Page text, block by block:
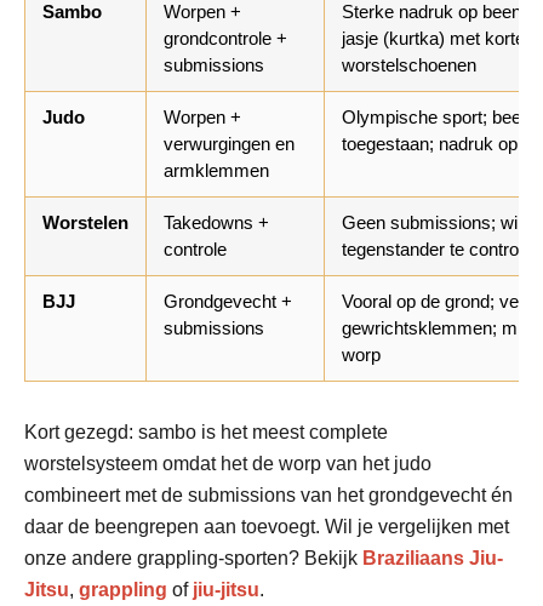
Sambo
Worpen +
grondcontrole +
submissions
Sterke nadruk op
jasje (kurtka) met korte
worstelschoenen
Judo
Worpen +
verwurgingen en
armklemmen
Olympische sport;
toegestaan; nadruk op
Worstelen
Takedowns +
controle
Geen submissions;
tegenstander te
BJJ
Grondgevecht +
submissions
Vooral op de grond; veel
gewrichtsklemmen;
worp
Kort gezegd: sambo is het meest complete
worstelsysteem omdat het de worp van het judo
combineert met de submissions van het grondgevecht én
daar de beengrepen aan toevoegt. Wil je vergelijken met
onze andere grappling-sporten? Bekijk Braziliaans Jiu-
Jitsu, grappling of jiu-jitsu.